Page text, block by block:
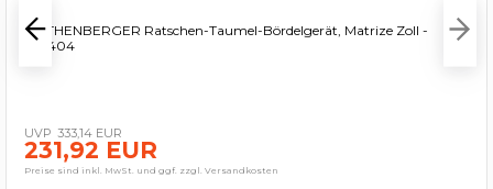
ROTHENBERGER Ratschen-Taumel-Bördelgerät, Matrize Zoll -
222404
333,14 EUR
231,92 EUR
Preise sind inkl. MwSt. und ggf. zzgl. Versandkosten